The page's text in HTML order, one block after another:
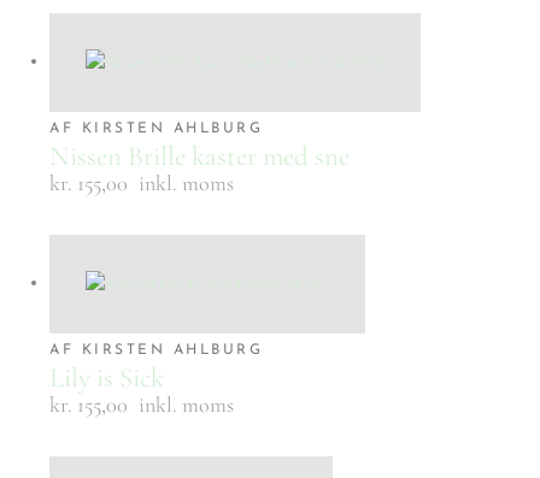
AF KIRSTEN AHLBURG
Nissen Brille kaster med sne
kr. 155,00 inkl. moms
AF KIRSTEN AHLBURG
Lily is Sick
kr. 155,00 inkl. moms